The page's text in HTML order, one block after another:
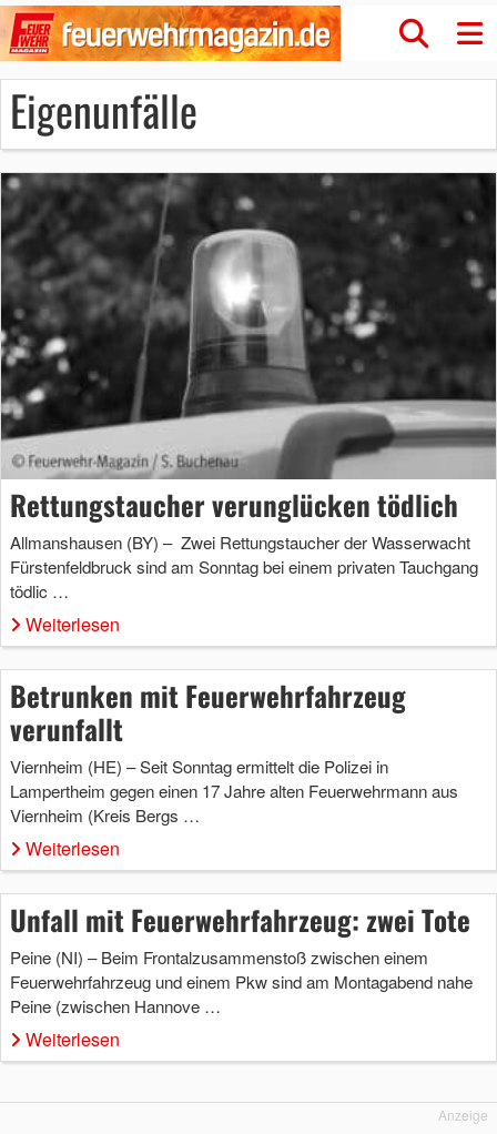
Eigenunfälle
Rettungstaucher verunglücken tödlich
Allmanshausen (BY) – Zwei Rettungstaucher der Wasserwacht
Fürstenfeldbruck sind am Sonntag bei einem privaten Tauchgang
tödlic …
Weiterlesen
Betrunken mit Feuerwehrfahrzeug
verunfallt
Viernheim (HE) – Seit Sonntag ermittelt die Polizei in
Lampertheim gegen einen 17 Jahre alten Feuerwehrmann aus
Viernheim (Kreis Bergs …
Weiterlesen
Unfall mit Feuerwehrfahrzeug: zwei Tote
Peine (NI) – Beim Frontalzusammenstoß zwischen einem
Feuerwehrfahrzeug und einem Pkw sind am Montagabend nahe
Peine (zwischen Hannove …
Weiterlesen
Anzeige